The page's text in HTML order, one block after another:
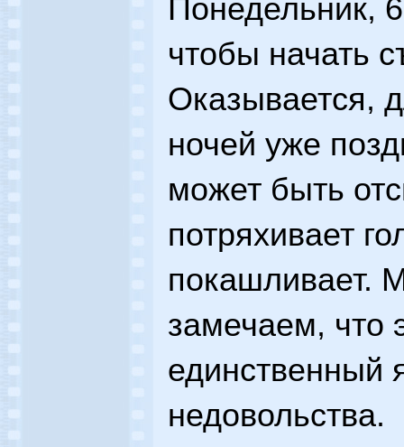
Понедельник,
чтобы начать
Оказывается,
ночей уже
может быть
потряхивает
покашливает.
замечаем, что
единственный
недовольства.